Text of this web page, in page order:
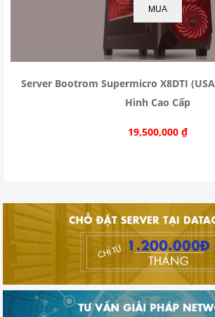
MUA
Server Bootrom Supermicro X8DTI
Hình Cao Cấp
19,500,000₫